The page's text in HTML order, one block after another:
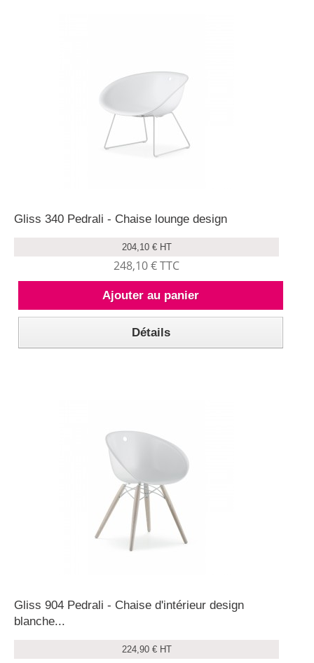
Gliss 340 Pedrali - Chaise lounge design
204,10 € HT
248,10 € TTC
Ajouter au panier
Détails
Gliss 904 Pedrali - Chaise d'intérieur design
blanche...
224,90 € HT